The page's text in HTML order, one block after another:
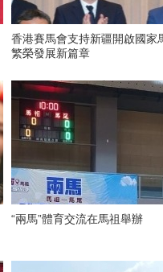
香港賽馬會支持新疆開啟國家
繁榮發展新篇章
“兩馬”體育交流在馬祖舉辦